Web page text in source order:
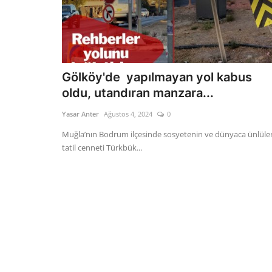
Gölköy'de yapılmayan yol kabus
oldu, utandıran manzara...
Yasar Anter Ağustos 4, 2024 0
Muğla’nın Bodrum ilçesinde sosyetenin ve dünyaca
tatil cenneti Türkbük...